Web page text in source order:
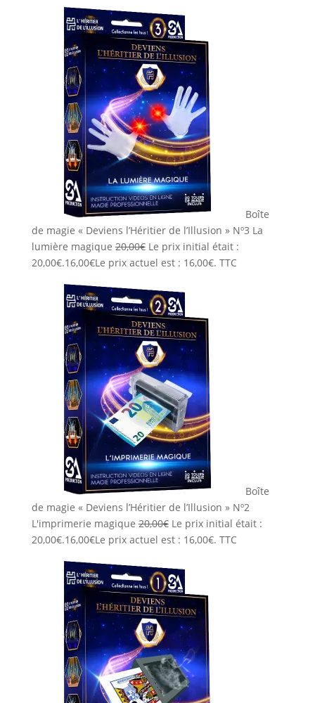
Boîte
de magie « Deviens l’Héritier de l’Illusion » Nº3 La
lumière magique 20,00€ Le prix initial était :
20,00€.16,00€Le prix actuel est : 16,00€. TTC
Boîte
de magie « Deviens l’Héritier de l’Illusion » Nº2
L'imprimerie magique 20,00€ Le prix initial était :
20,00€.16,00€Le prix actuel est : 16,00€. TTC